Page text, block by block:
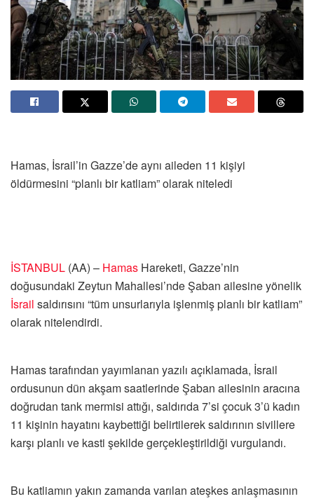
Hamas, İsrail’in Gazze’de aynı aileden 11 kişiyi
öldürmesini “planlı bir katliam” olarak niteledi
İSTANBUL (AA) – Hamas Hareketi, Gazze’nin
doğusundaki Zeytun Mahallesi’nde Şaban ailesine yönelik
İsrail saldırısını “tüm unsurlarıyla işlenmiş planlı bir katliam”
olarak nitelendirdi.
Hamas tarafından yayımlanan yazılı açıklamada, İsrail
ordusunun dün akşam saatlerinde Şaban ailesinin aracına
doğrudan tank mermisi attığı, saldırıda 7’si çocuk 3’ü kadın
11 kişinin hayatını kaybettiği belirtilerek saldırının sivillere
karşı planlı ve kasti şekilde gerçekleştirildiği vurgulandı.
Bu katliamın yakın zamanda varılan ateşkes anlaşmasının